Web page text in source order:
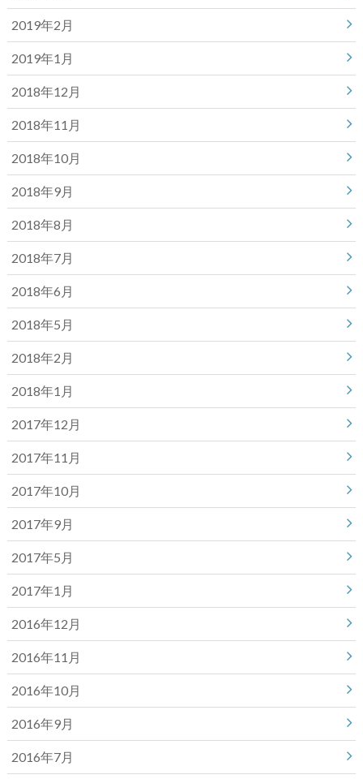
2019年2月
2019年1月
2018年12月
2018年11月
2018年10月
2018年9月
2018年8月
2018年7月
2018年6月
2018年5月
2018年2月
2018年1月
2017年12月
2017年11月
2017年10月
2017年9月
2017年5月
2017年1月
2016年12月
2016年11月
2016年10月
2016年9月
2016年7月